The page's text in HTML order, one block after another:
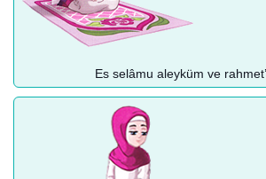
Es selâmu aleyküm ve